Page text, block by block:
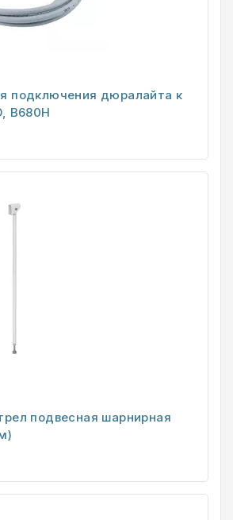
подключения дюралайта к
B680H
подвесная шарнирная